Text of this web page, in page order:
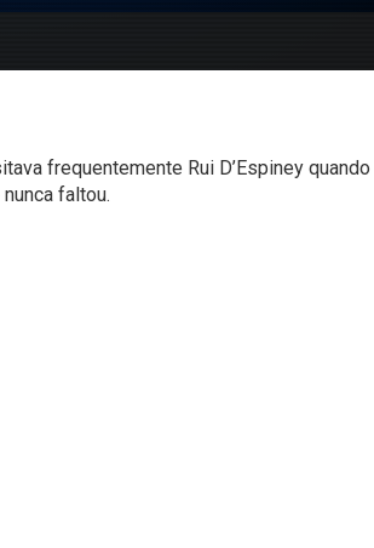
frequentemente Rui D’Espiney quando
faltou.